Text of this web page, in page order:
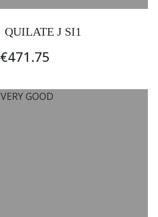
QUILATE J SI1
€471.75